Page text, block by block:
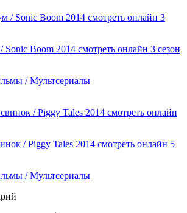
Boom 2014 смотреть онлайн 3 сезон
/ Мультсериалы
/ Piggy Tales 2014 смотреть онлайн 5
/ Мультсериалы